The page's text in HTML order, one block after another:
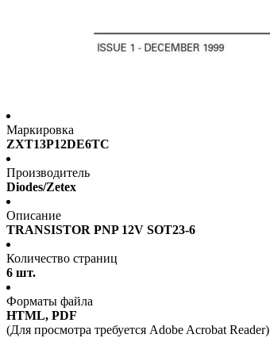
Маркировка
ZXT13P12DE6TC
Производитель
Diodes/Zetex
Описание
TRANSISTOR PNP 12V SOT23-6
Количество страниц
6 шт.
Форматы файла
HTML, PDF
(Для просмотра требуется Adobe Acrobat Reader)